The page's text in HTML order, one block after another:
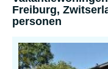
Freiburg,
personen